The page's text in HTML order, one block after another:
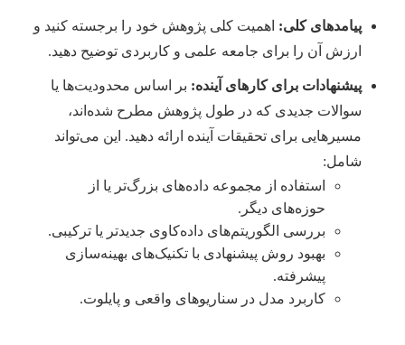
پیامدهای کلی: اهمیت کلی پژوهش خود را برجسته کنید و
ارزش آن را برای جامعه علمی و کاربردی توضیح دهید.
پیشنهادات برای کارهای آینده: بر اساس محدودیت‌ها یا
سوالات جدیدی که در طول پژوهش مطرح شده‌اند،
مسیرهایی برای تحقیقات آینده ارائه دهید. این می‌تواند
شامل:
استفاده از مجموعه داده‌های بزرگ‌تر یا از
حوزه‌های دیگر.
بررسی الگوریتم‌های داده‌کاوی جدیدتر یا ترکیبی.
بهبود روش پیشنهادی با تکنیک‌های بهینه‌سازی
پیشرفته.
کاربرد مدل در سناریوهای واقعی و پایلوت.